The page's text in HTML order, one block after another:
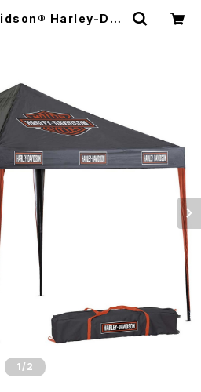
Harley-Dav
1 /2